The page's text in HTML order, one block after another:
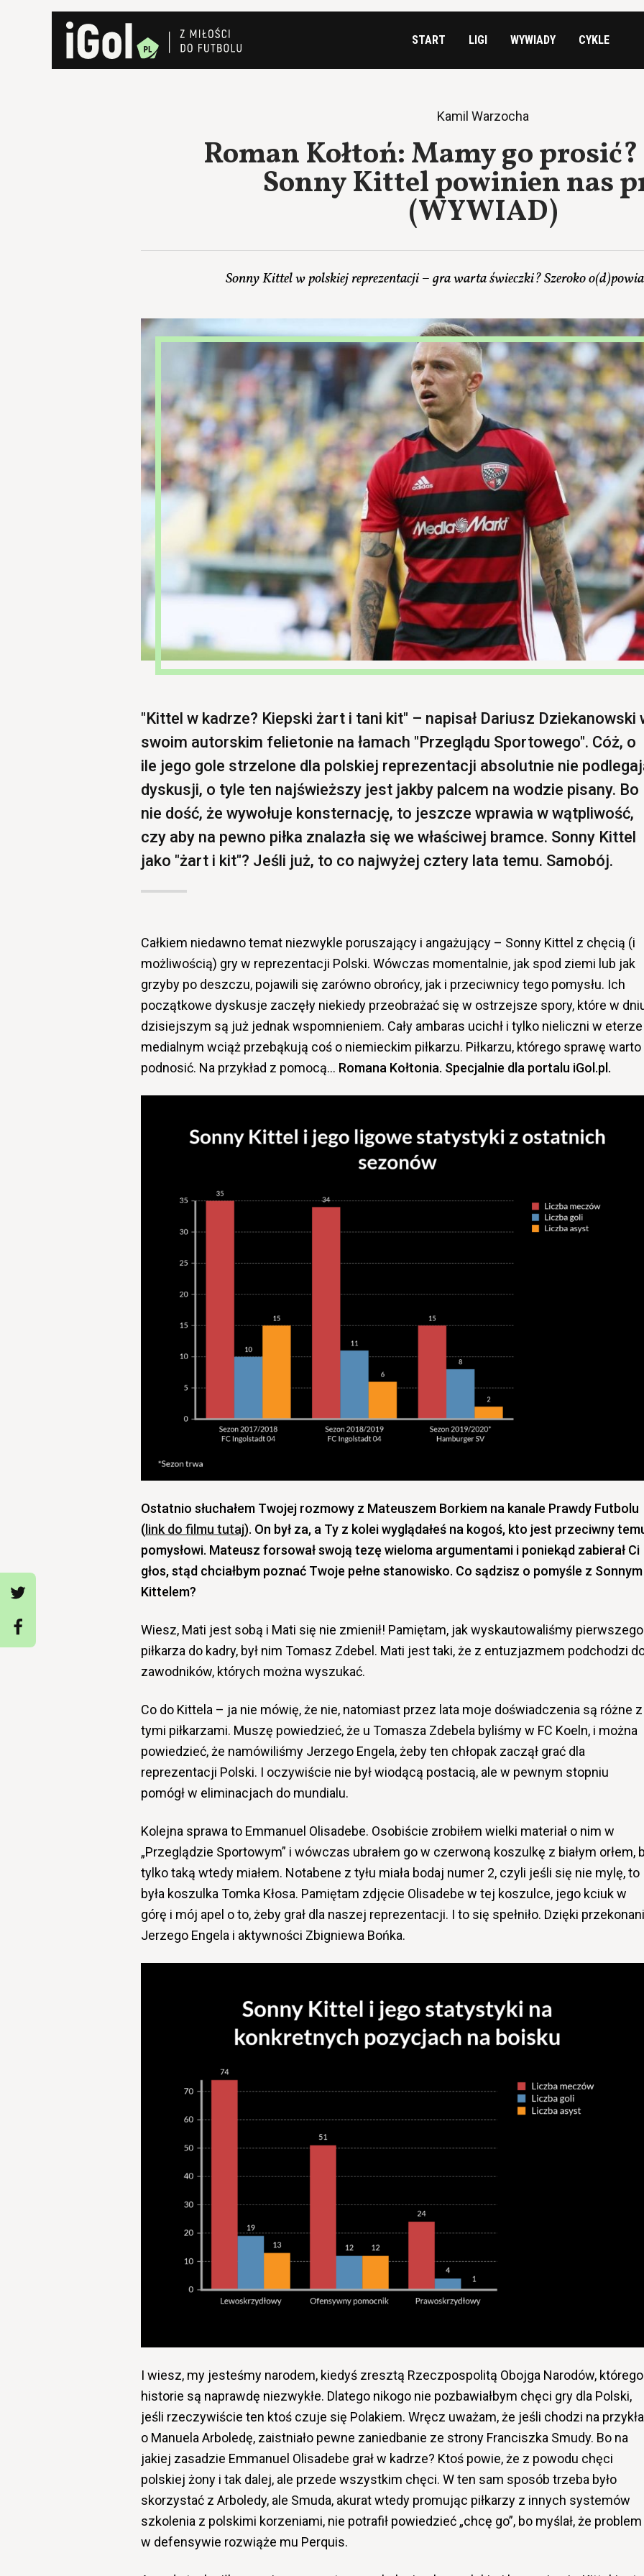
START LIGI WYWIADY CYKLE
Kamil Warzocha
Roman Kołtoń: Mamy go
Sonny Kittel powinien nas
(WYWIAD)
Sonny Kittel w polskiej reprezentacji – gra warta świeczki? Szeroko
"Kittel w kadrze? Kiepski żart i tani kit" – napisał Dariusz Dziekanowski
swoim autorskim felietonie na łamach "Przeglądu Sportowego". Cóż, o
ile jego gole strzelone dla polskiej reprezentacji absolutnie nie
dyskusji, o tyle ten najświeższy jest jakby palcem na wodzie pisany. Bo
nie dość, że wywołuje konsternację, to jeszcze wprawia w wątpliwość,
czy aby na pewno piłka znalazła się we właściwej bramce. Sonny Kittel
jako "żart i kit"? Jeśli już, to co najwyżej cztery lata temu. Samobój.
Całkiem niedawno temat niezwykle poruszający i angażujący – Sonny Kittel z chęcią (i
możliwością) gry w reprezentacji Polski. Wówczas momentalnie, jak spod ziemi lub jak
grzyby po deszczu, pojawili się zarówno obrońcy, jak i przeciwnicy tego pomysłu. Ich
początkowe dyskusje zaczęły niekiedy przeobrażać się w ostrzejsze spory, które w
dzisiejszym są już jednak wspomnieniem. Cały ambaras ucichł i tylko nieliczni w eterze
medialnym wciąż przebąkują coś o niemieckim piłkarzu. Piłkarzu, którego sprawę warto
podnosić. Na przykład z pomocą… Romana Kołtonia. Specjalnie dla portalu iGol.pl.
Ostatnio słuchałem Twojej rozmowy z Mateuszem Borkiem na kanale Prawdy Futbolu
(link do filmu tutaj). On był za, a Ty z kolei wyglądałeś na kogoś, kto jest przeciwny
pomysłowi. Mateusz forsował swoją tezę wieloma argumentami i poniekąd zabierał Ci
głos, stąd chciałbym poznać Twoje pełne stanowisko. Co sądzisz o pomyśle z Sonnym
Kittelem?
Wiesz, Mati jest sobą i Mati się nie zmienił! Pamiętam, jak wyskautowaliśmy pierwszego
piłkarza do kadry, był nim Tomasz Zdebel. Mati jest taki, że z entuzjazmem podchodzi
zawodników, których można wyszukać.
Co do Kittela – ja nie mówię, że nie, natomiast przez lata moje doświadczenia są różne z
tymi piłkarzami. Muszę powiedzieć, że u Tomasza Zdebela byliśmy w FC Koeln, i można
powiedzieć, że namówiliśmy Jerzego Engela, żeby ten chłopak zaczął grać dla
reprezentacji Polski. I oczywiście nie był wiodącą postacią, ale w pewnym stopniu
pomógł w eliminacjach do mundialu.
Kolejna sprawa to Emmanuel Olisadebe. Osobiście zrobiłem wielki materiał o nim w
„Przeglądzie Sportowym” i wówczas ubrałem go w czerwoną koszulkę z białym orłem,
tylko taką wtedy miałem. Notabene z tyłu miała bodaj numer 2, czyli jeśli się nie mylę, to
była koszulka Tomka Kłosa. Pamiętam zdjęcie Olisadebe w tej koszulce, jego kciuk w
górę i mój apel o to, żeby grał dla naszej reprezentacji. I to się spełniło. Dzięki
Jerzego Engela i aktywności Zbigniewa Bońka.
I wiesz, my jesteśmy narodem, kiedyś zresztą Rzeczpospolitą Obojga Narodów, którego
historie są naprawdę niezwykłe. Dlatego nikogo nie pozbawiałbym chęci gry dla Polski,
jeśli rzeczywiście ten ktoś czuje się Polakiem. Wręcz uważam, że jeśli chodzi na
o Manuela Arboledę, zaistniało pewne zaniedbanie ze strony Franciszka Smudy. Bo na
jakiej zasadzie Emmanuel Olisadebe grał w kadrze? Ktoś powie, że z powodu chęci
polskiej żony i tak dalej, ale przede wszystkim chęci. W ten sam sposób trzeba było
skorzystać z Arboledy, ale Smuda, akurat wtedy promując piłkarzy z innych systemów
szkolenia z polskimi korzeniami, nie potrafił powiedzieć „chcę go”, bo myślał, że problem
w defensywie rozwiąże mu Perquis.